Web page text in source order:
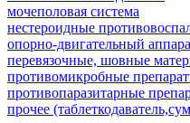
мочеполовая система
нестероидные
опорно-двигательный
перевязочные, шовные
противомикробные
противопаразитарные
прочее